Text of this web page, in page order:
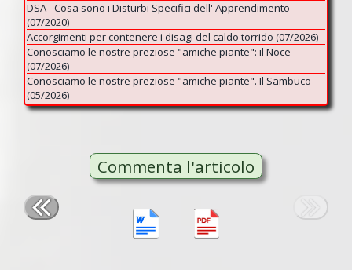
DSA - Cosa sono i Disturbi Specifici dell' Apprendimento
(07/2020)
Accorgimenti per contenere i disagi del caldo torrido (07/2026)
Conosciamo le nostre preziose "amiche piante": il Noce
(07/2026)
Conosciamo le nostre preziose "amiche piante". Il Sambuco
(05/2026)
Commenta l'articolo